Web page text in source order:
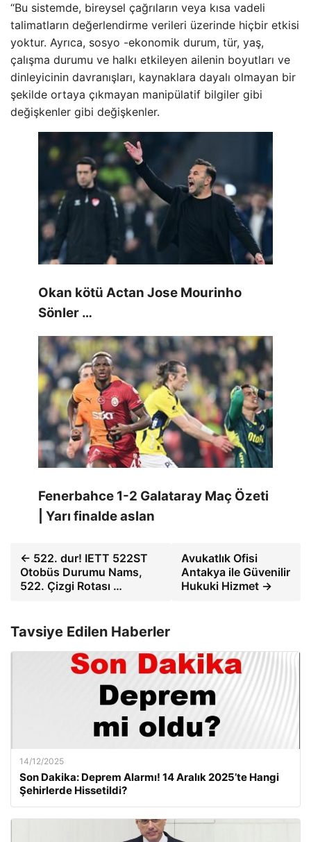
“Bu sistemde, bireysel çağrıların veya kısa vadeli
talimatların değerlendirme verileri üzerinde hiçbir etkisi
yoktur. Ayrıca, sosyo -ekonomik durum, tür, yaş,
çalışma durumu ve halkı etkileyen ailenin boyutları ve
dinleyicinin davranışları, kaynaklara dayalı olmayan bir
şekilde ortaya çıkmayan manipülatif bilgiler gibi
değişkenler gibi değişkenler.
Okan kötü Actan Jose Mourinho
Sönler …
Fenerbahce 1-2 Galataray Maç Özeti
| Yarı finalde aslan
← 522. dur! IETT 522ST
Otobüs Durumu Nams,
522. Çizgi Rotası …
Avukatlık Ofisi
Antakya ile Güvenilir
Hukuki Hizmet →
Tavsiye Edilen Haberler
14/12/2025
Son Dakika: Deprem Alarmı! 14 Aralık 2025’te Hangi
Şehirlerde Hissetildi?